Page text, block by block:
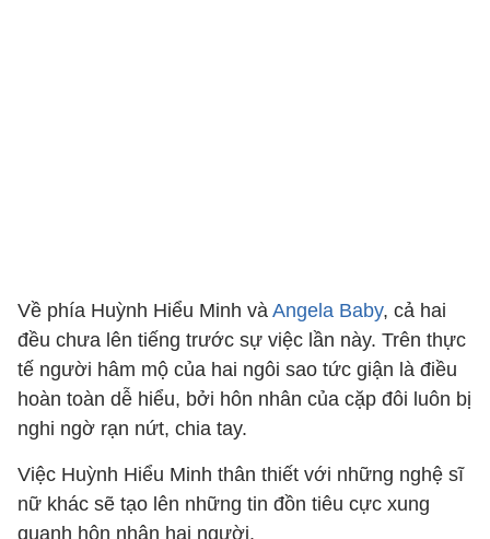
Về phía Huỳnh Hiểu Minh và Angela Baby, cả hai
đều chưa lên tiếng trước sự việc lần này. Trên thực
tế người hâm mộ của hai ngôi sao tức giận là điều
hoàn toàn dễ hiểu, bởi hôn nhân của cặp đôi luôn bị
nghi ngờ rạn nứt, chia tay.
Việc Huỳnh Hiểu Minh thân thiết với những nghệ sĩ
nữ khác sẽ tạo lên những tin đồn tiêu cực xung
quanh hôn nhân hai người.